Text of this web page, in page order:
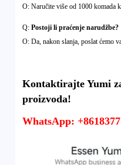
O: Naručite više od 1000 komada
Q:Postoji li praćenje narudžbe?
O: Da, nakon slanja, poslat ćemo
Kontaktirajte Yumi
proizvoda!
WhatsApp: